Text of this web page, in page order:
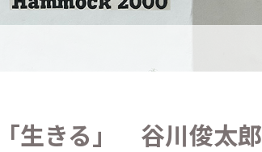
「生きる」 谷川俊太郎